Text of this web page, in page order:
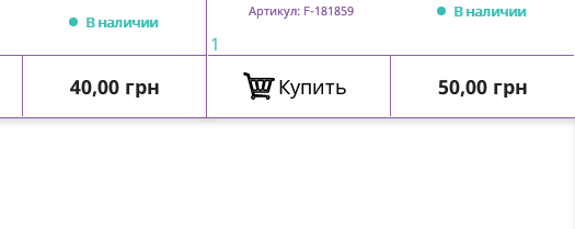
В наличии
Цена
40,00 грн
Артикул: F-181859 В наличии
1
Купить Цена
50,00 грн